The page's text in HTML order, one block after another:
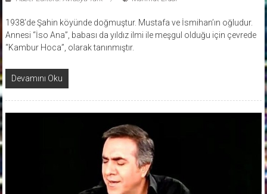
1938’de Şahin köyünde doğmuştur. Mustafa ve İsmihan’ın oğludur.
Annesi “İso Ana”, babası da yıldız ilmi ile meşgul olduğu için çevrede
“Kambur Hoca”, olarak tanınmıştır.
Devamını Oku